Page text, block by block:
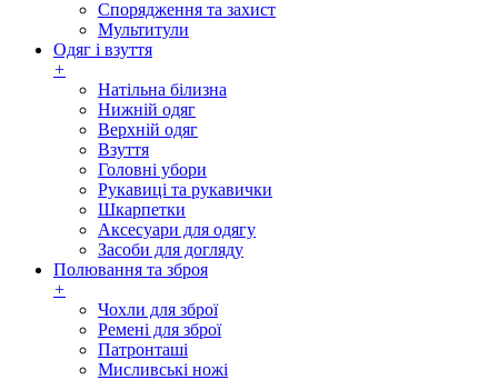
Спорядження та захист
Мультитули
Одяг і взуття
+
Натільна білизна
Нижній одяг
Верхній одяг
Взуття
Головні убори
Рукавиці та рукавички
Шкарпетки
Аксесуари для одягу
Засоби для догляду
Полювання та зброя
+
Чохли для зброї
Ремені для зброї
Патронташі
Мисливські ножі